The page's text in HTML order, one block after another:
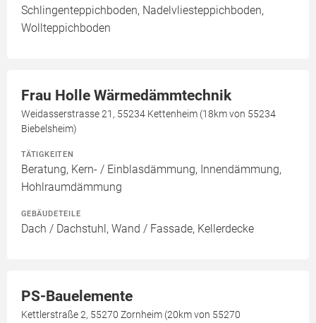
Schlingenteppichboden, Nadelvliesteppichboden,
Wollteppichboden
Frau Holle Wärmedämmtechnik
Weidasserstrasse 21, 55234 Kettenheim (18km von 55234
Biebelsheim)
TÄTIGKEITEN
Beratung, Kern- / Einblasdämmung, Innendämmung,
Hohlraumdämmung
GEBÄUDETEILE
Dach / Dachstuhl, Wand / Fassade, Kellerdecke
PS-Bauelemente
Kettlerstraße 2, 55270 Zornheim (20km von 55270